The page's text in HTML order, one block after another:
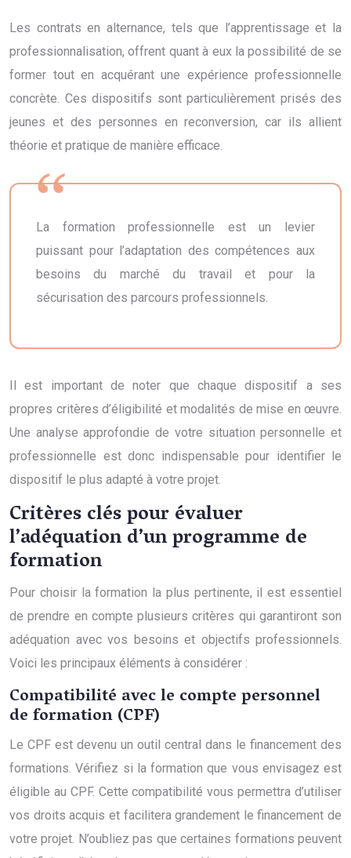
Les contrats en alternance, tels que l’apprentissage et la
professionnalisation, offrent quant à eux la possibilité de se
former tout en acquérant une expérience professionnelle
concrète. Ces dispositifs sont particulièrement prisés des
jeunes et des personnes en reconversion, car ils allient
théorie et pratique de manière efficace.
La formation professionnelle est un levier
puissant pour l’adaptation des compétences aux
besoins du marché du travail et pour la
sécurisation des parcours professionnels.
Il est important de noter que chaque dispositif a ses
propres critères d’éligibilité et modalités de mise en œuvre.
Une analyse approfondie de votre situation personnelle et
professionnelle est donc indispensable pour identifier le
dispositif le plus adapté à votre projet.
Critères clés pour évaluer
l’adéquation d’un programme de
formation
Pour choisir la formation la plus pertinente, il est essentiel
de prendre en compte plusieurs critères qui garantiront son
adéquation avec vos besoins et objectifs professionnels.
Voici les principaux éléments à considérer :
Compatibilité avec le compte personnel
de formation (CPF)
Le CPF est devenu un outil central dans le financement des
formations. Vérifiez si la formation que vous envisagez est
éligible au CPF. Cette compatibilité vous permettra d’utiliser
vos droits acquis et facilitera grandement le financement de
votre projet. N’oubliez pas que certaines formations peuvent